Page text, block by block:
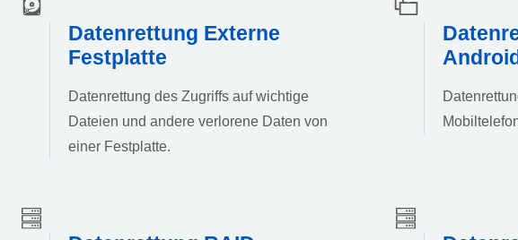
Datenrettung Externe
Festplatte
Datenrettung des Zugriffs auf wichtige
Dateien und andere verlorene Daten von
einer Festplatte.